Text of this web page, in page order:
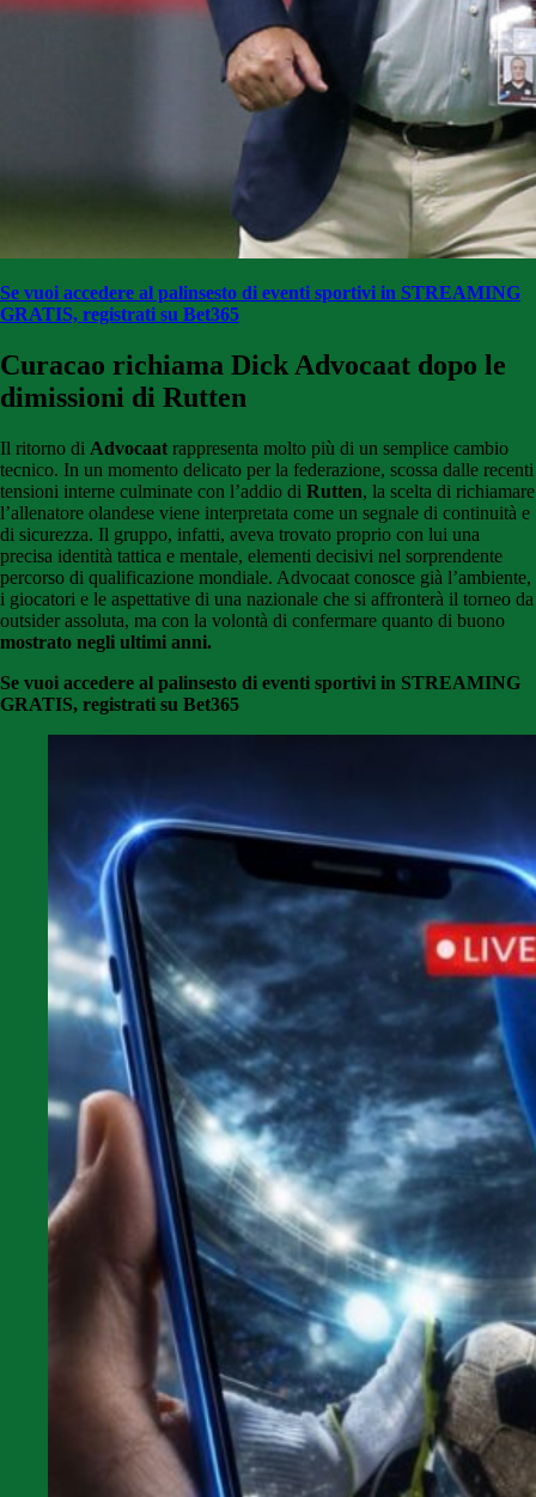
Se vuoi accedere al palinsesto di eventi sportivi in STREAMING
GRATIS, registrati su Bet365
Curacao richiama Dick Advocaat dopo le
dimissioni di Rutten
Il ritorno di Advocaat rappresenta molto più di un semplice cambio
tecnico. In un momento delicato per la federazione, scossa dalle recenti
tensioni interne culminate con l’addio di Rutten, la scelta di richiamare
l’allenatore olandese viene interpretata come un segnale di continuità e
di sicurezza. Il gruppo, infatti, aveva trovato proprio con lui una
precisa identità tattica e mentale, elementi decisivi nel sorprendente
percorso di qualificazione mondiale. Advocaat conosce già l’ambiente,
i giocatori e le aspettative di una nazionale che si affronterà il torneo da
outsider assoluta, ma con la volontà di confermare quanto di buono
mostrato negli ultimi anni.
Se vuoi accedere al palinsesto di eventi sportivi in STREAMING
GRATIS, registrati su Bet365